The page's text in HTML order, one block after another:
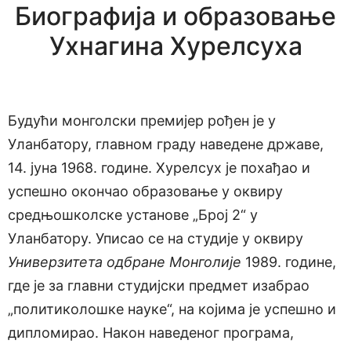
Биографија и образовање
Ухнагина Хурелсуха
Будући монголски премијер рођен је у
Уланбатору, главном граду наведене државе,
14. јуна 1968. године. Хурелсух је похађао и
успешно окончао образовање у оквиру
средњошколске установе „Број 2“ у
Уланбатору. Уписао се на студије у оквиру
Универзитета одбране Монголије 1989. године,
где је за главни студијски предмет изабрао
„политиколошке науке“, на којима је успешно и
дипломирао. Након наведеног програма,